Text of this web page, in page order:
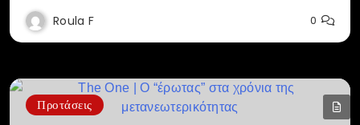
Roula F 0
Προτάσεις